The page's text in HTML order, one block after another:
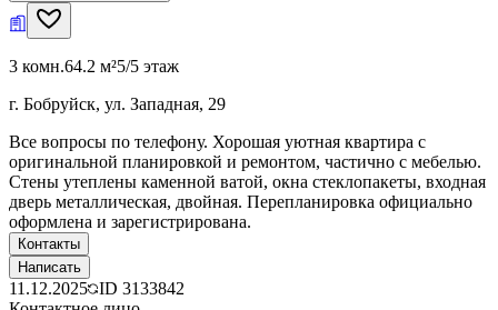
3 комн.64.2 м²5/5 этаж
г. Бобруйск, ул. Западная, 29
Все вопросы по телефону. Хорошая уютная квартира с
оригинальной планировкой и ремонтом, частично с мебелью.
Стены утеплены каменной ватой, окна стеклопакеты, входная
дверь металлическая, двойная. Перепланировка официально
оформлена и зарегистрирована.
Контакты
Написать
11.12.2025 ID 3133842